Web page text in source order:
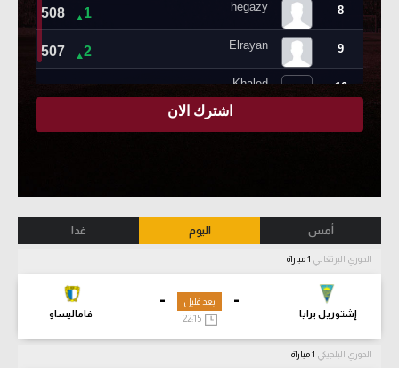
أمس اليوم غدا
الدوري البرتغالي
-
إشتوريل برايا
-
فاماليساو
بعد قليل
22:15
الدوري البلجيكي